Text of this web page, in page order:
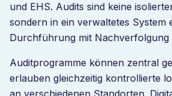
und EHS. Audits sind keine
sondern in ein verwaltetes System
Durchführung mit Nachverfolgung
Auditprogramme können zentral
erlauben gleichzeitig kontrollierte
an verschiedenen Standorten.